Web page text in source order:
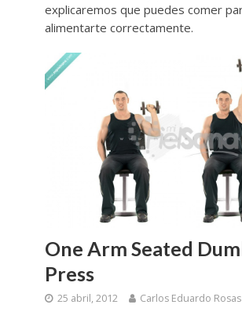
explicaremos que puedes comer
alimentarte correctamente.
One Arm Seated
Press
25 abril, 2012 Carlos Eduardo